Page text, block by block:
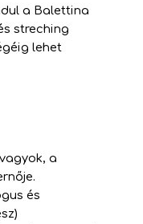
a Balettina
streching
lehet
a
és